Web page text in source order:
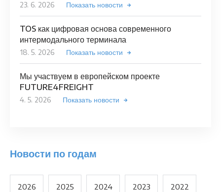
23. 6. 2026 Показать новости
TOS как цифровая основа современного
интермодального терминала
18. 5. 2026 Показать новости
Мы участвуем в европейском проекте
FUTURE4FREIGHT
4. 5. 2026 Показать новости
Новости по годам
2026 2025 2024 2023 2022